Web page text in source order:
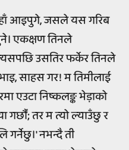
आइपुगे, जसले यस गरिब
एकक्षण तिनले
उसतिर फर्केर तिनले
साहस गर! म तिमीलाई
एउटा निष्कलङ्क भेड़ाको
गर्छौं; तर म त्यो ल्याउँछु र
गर्नेछु।' नभन्दै ती